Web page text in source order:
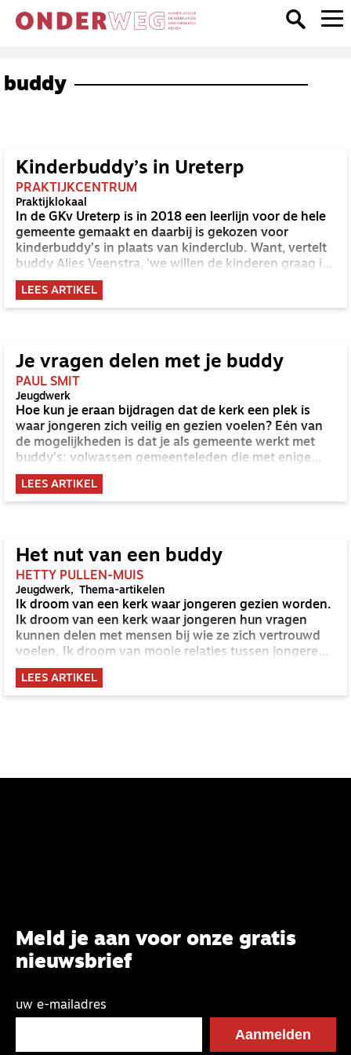
buddy
Kinderbuddy’s in Ureterp
PRAKTIJKCENTRUM
Praktijklokaal
In de GKv Ureterp is in 2018 een leerlijn voor de hele
gemeente gemaakt en daarbij is gekozen voor
kinderbuddy’s in plaats van kinderclub. Want, vertelt
buddy Alies Veenstra, 'we willen de kinderen graag in
de kerk houden'.
LEES ARTIKEL
Je vragen delen met je buddy
PAUL SMIT
Jeugdwerk
Hoe kun je eraan bijdragen dat de kerk een plek is
waar jongeren zich veilig en gezien voelen? Eén van
de mogelijkheden is dat je als gemeente werkt met
buddy’s: volwassen gemeenteleden die met enige
regelmaat contact hebben met een jongere.
LEES ARTIKEL
Het nut van een buddy
HETTY PULLEN-MUIS
Jeugdwerk Thema-artikelen
Ik droom van een kerk waar jongeren gezien worden.
Ik droom van een kerk waar jongeren hun vragen
kunnen delen met mensen bij wie ze zich vertrouwd
voelen. Ik droom van mooie relaties tussen jongeren
en volwassenen. Relaties waarin jongeren hun geloof,
twijfels, emoties en keuzes een plek kunnen geven.
Buddy's zijn een goed begin om die droom waar te
LEES ARTIKEL
Meld je aan voor onze gratis
nieuwsbrief
uw e-mailadres